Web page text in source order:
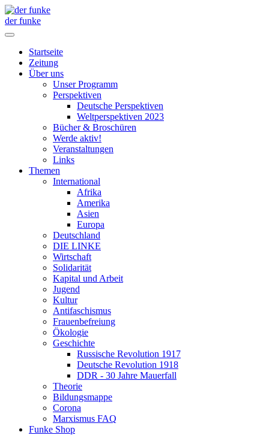
der funke
Startseite
Zeitung
Über uns
Unser Programm
Perspektiven
Deutsche Perspektiven
Weltperspektiven 2023
Bücher & Broschüren
Werde aktiv!
Veranstaltungen
Links
Themen
International
Afrika
Amerika
Asien
Europa
Deutschland
DIE LINKE
Wirtschaft
Solidarität
Kapital und Arbeit
Jugend
Kultur
Antifaschismus
Frauenbefreiung
Ökologie
Geschichte
Russische Revolution 1917
Deutsche Revolution 1918
DDR - 30 Jahre Mauerfall
Theorie
Bildungsmappe
Corona
Marxismus FAQ
Funke Shop